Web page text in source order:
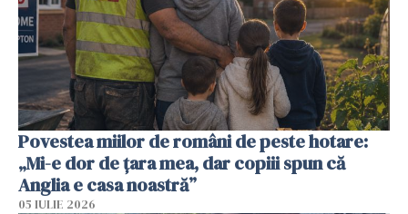
Povestea miilor de români de peste hotare:
„Mi-e dor de țara mea, dar copiii spun că
Anglia e casa noastră”
05 IULIE 2026